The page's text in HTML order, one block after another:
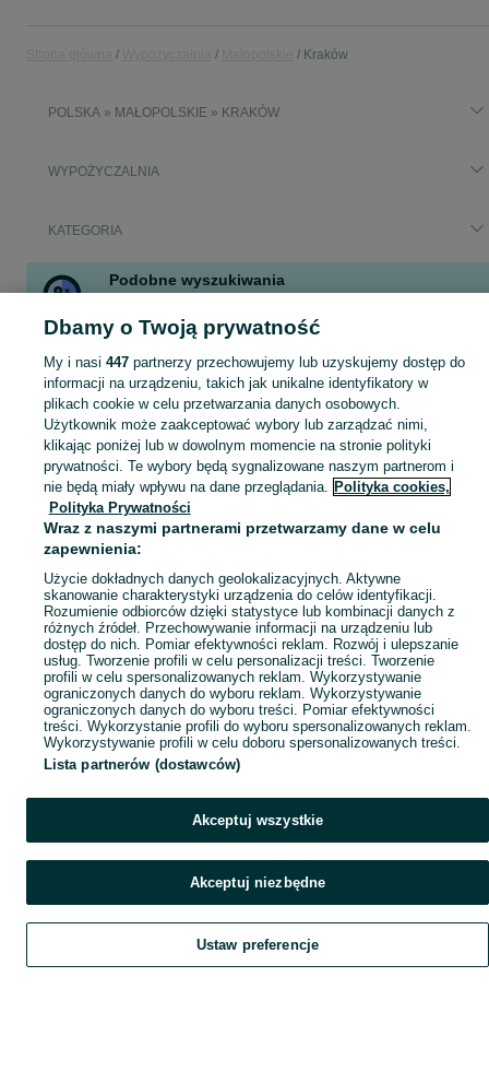
Kraków
POLSKA » MAŁOPOLSKIE » KRAKÓW
WYPOŻYCZALNIA
KATEGORIA
Podobne wyszukiwania
mercedes v klasa wynajem w Busy osobowe
mercedes v klasa wynajem
Wypożyczalnia
Skorzystaj z największego serwisu ogłoszeniowego w Polsce! mercedes v klas wynajem - Kraków - kupuj lub sprzedawaj jeszcze wygodniej w kategorii Wypożyczalnia! Zobacz
Mapa kategorii
Mapa miejscowości
Mapa ministron
Szukaj Obserwujesz Dodaj Czat Konto
Dbamy o Twoją prywatność
My i nasi 447partnerzy przechowujemy lub uzyskujemy dostęp do
informacji na urządzeniu, takich jak unikalne identyfikatory w
plikach cookie w celu przetwarzania danych osobowych.
Użytkownik może zaakceptować wybory lub zarządzać nimi,
klikając poniżej lub w dowolnym momencie na stronie polityki
prywatności. Te wybory będą sygnalizowane naszym partnerom i
nie będą miały wpływu na dane przeglądania. Polityka cookies,
Polityka Prywatności
Wraz z naszymi partnerami przetwarzamy dane w celu
zapewnienia:
Użycie dokładnych danych geolokalizacyjnych. Aktywne
skanowanie charakterystyki urządzenia do celów identyfikacji.
Rozumienie odbiorców dzięki statystyce lub kombinacji danych z
różnych źródeł. Przechowywanie informacji na urządzeniu lub
dostęp do nich. Pomiar efektywności reklam. Rozwój i ulepszanie
usług. Tworzenie profili w celu personalizacji treści. Tworzenie
profili w celu spersonalizowanych reklam. Wykorzystywanie
ograniczonych danych do wyboru reklam. Wykorzystywanie
ograniczonych danych do wyboru treści. Pomiar efektywności
treści. Wykorzystanie profili do wyboru spersonalizowanych reklam.
Wykorzystywanie profili w celu doboru spersonalizowanych treści.
Lista partnerów (dostawców)
Akceptuj wszystkie
Akceptuj niezbędne
Ustaw preferencje